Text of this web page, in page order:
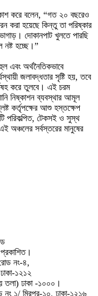
করে বলেন, “গত ২০ বছরেও
করা হয়েছে কিন্তু তা পরিষ্কার
দোকানপাট খুলতে পারছি
নষ্ট হচ্ছে।”
এবং অর্থনৈতিকভাবে
জলাবদ্ধতার সৃষ্টি হয়, তবে
করে তুলবে। এই চরম
নিষ্কাশন ব্যবস্থার আমূল
কর্তৃপক্ষের আশু হস্তক্ষেপ
পরিকল্পিত, টেকসই ও সুস্থ
অঞ্চলের সর্বস্তরের মানুষের
নং-৪,
১২১২
ঢাকা -১০০০।
নং ১/ মিরপুর-১০, ঢাকা-১২১৬